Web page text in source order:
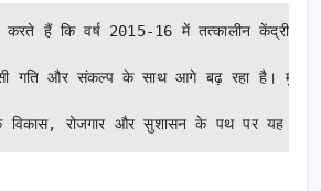
करते हैं कि वर्ष 2015-16 में तत्कालीन केंद्रीय
गति और संकल्प के साथ आगे बढ़ रहा है।